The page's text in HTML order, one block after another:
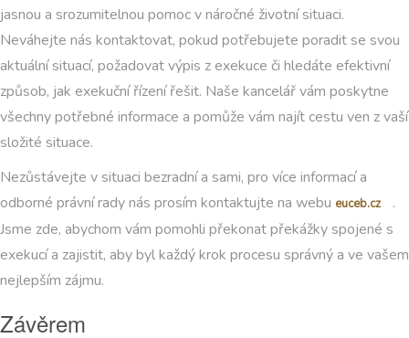
jasnou a srozumitelnou pomoc v náročné životní situaci.
Neváhejte nás kontaktovat, pokud potřebujete poradit se svou
aktuální situací, požadovat výpis z exekuce či hledáte efektivní
způsob, jak exekuční řízení řešit. Naše kancelář vám poskytne
všechny potřebné informace a pomůže vám najít cestu ven z vaší
složité situace.
Nezůstávejte v situaci bezradní a sami, pro více informací a
odborné právní rady nás prosím kontaktujte na webu euceb.cz
.
Jsme zde, abychom vám pomohli překonat překážky spojené s
exekucí a zajistit, aby byl každý krok procesu správný a ve vašem
nejlepším zájmu.
Závěrem